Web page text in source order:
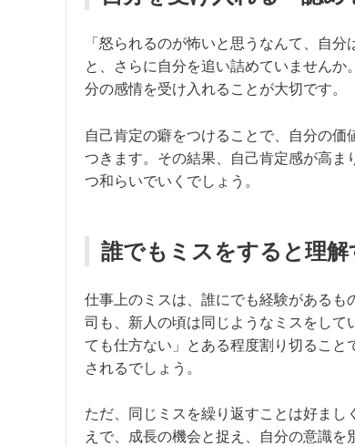
「怒られるのが怖いと思うなんて、自分
と、さらに自分を追い詰めていませんか
分の感情を受け入れることが大切です。
自己肯定の癖をつけることで、自分の価
つきます。その結果、自己肯定感が高ま
つ和らいでいくでしょう。
誰でもミスをすると理解
仕事上のミスは、誰にでも経験があるも
司も、新人の頃は同じようなミスをして
ても仕方ない」とある程度割り切るこ
されるでしょう。
ただ、同じミスを繰り返すことは好まし
えで、成長の機会と捉え、自分の意識を